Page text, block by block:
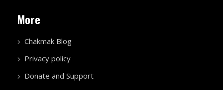
More
Chakmak Blog
Privacy policy
Donate and Support